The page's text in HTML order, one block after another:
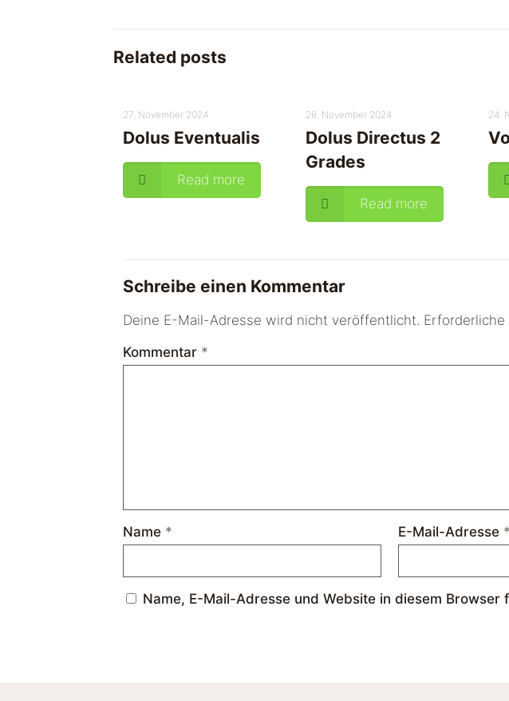
Related posts
27. November 2024
Dolus Eventualis
Read more
26. November 2024
Dolus Directus 2
Grades
Read more
24.
Schreibe einen Kommentar
Deine E-Mail-Adresse wird nicht veröffentlicht. Erforderliche
Kommentar *
Name * E-Mail-Adresse *
Name, E-Mail-Adresse und Website in diesem